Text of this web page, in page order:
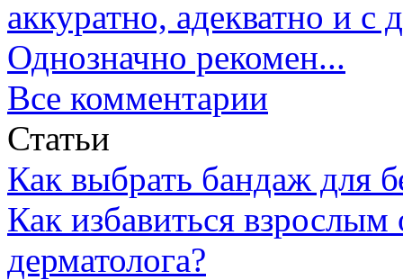
аккуратно, адекватно и
Однозначно рекомен...
Все комментарии
Статьи
Как выбрать бандаж для
Как избавиться
дерматолога?